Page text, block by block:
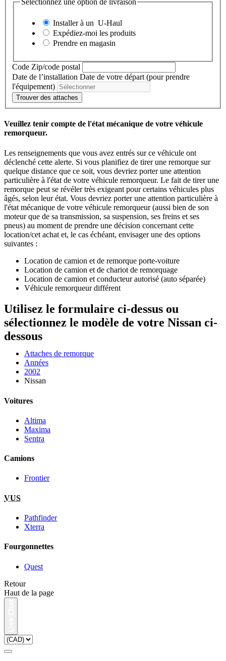
Sélectionnez une option de livraison
Installer à un U-Haul
Expédiez-moi les produits
Prendre en magasin
Code Zip/code postal
Date de l’installation Date de votre départ (pour prendre
l'équipement)
Trouver des attaches
Veuillez tenir compte de l'état mécanique de votre véhicule
remorqueur.
Les renseignements que vous avez entrés sur ce véhicule ont
déclenché cette alerte. Si vous planifiez de tirer une remorque sur
quelque distance que ce soit, vous devriez porter une attention
particulière à l'état de votre véhicule remorqueur. Le fait de tirer une
remorque peut se révéler très exigeant pour certains véhicules plus
âgés, selon leur état. Vous devriez porter une attention particulière à
l'état mécanique de votre véhicule remorqueur (aussi bien de son
moteur que de sa transmission, sa suspension, ses freins et ses
pneus) au moment de prendre une décision concernant cette
location/cet achat et, le cas échéant, envisager une des options
suivantes :
Location de camion et de remorque porte-voiture
Location de camion et de chariot de remorquage
Location de camion et conducteur autorisé (auto séparée)
Véhicule remorqueur différent
Utilisez le formulaire ci-dessus ou
sélectionnez le modèle de votre Nissan ci-
dessous
Attaches de remorque
Années
2002
Nissan
Voitures
Altima
Maxima
Sentra
Camions
Frontier
VUS
Pathfinder
Xterra
Fourgonnettes
Quest
Retour
Haut de la page